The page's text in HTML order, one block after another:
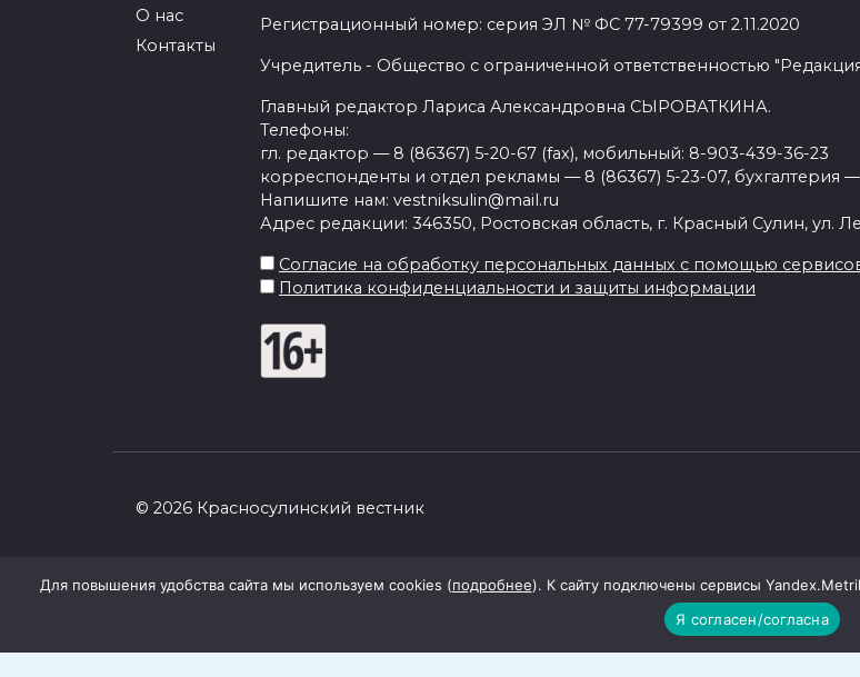
О нас
Контакты
Регистрационный номер: серия ЭЛ № ФС 77-79399 от 2.11.2020
Учредитель - Общество с ограниченной ответственностью
Главный редактор Лариса Александровна СЫРОВАТКИНА.
Телефоны:
гл. редактор — 8 (86367) 5-20-67 (fax), мобильный: 8-903-439-36-23
корреспонденты и отдел рекламы — 8 (86367) 5-23-07, бухгалтерия
Напишите нам: vestniksulin@mail.ru
Адрес редакции: 346350, Ростовская область, г. Красный Сулин, ул.
Согласие на обработку персональных данных с помощью
Политика конфиденциальности и защиты информации
© 2026 Красносулинский вестник
Для повышения удобства сайта мы используем cookies (подробнее). К сайту подключены сервисы
Я согласен/согласна